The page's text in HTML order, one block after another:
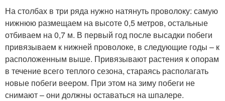
На столбах в три ряда нужно натянуть проволоку: самую
нижнюю размещаем на высоте 0,5 метров, остальные
отбиваем на 0,7 м. В первый год после высадки побеги
привязываем к нижней проволоке, в следующие годы – к
расположенным выше. Привязывают растения к опорам
в течение всего теплого сезона, стараясь располагать
новые побеги веером. При этом на зиму побеги не
снимают – они должны оставаться на шпалере.